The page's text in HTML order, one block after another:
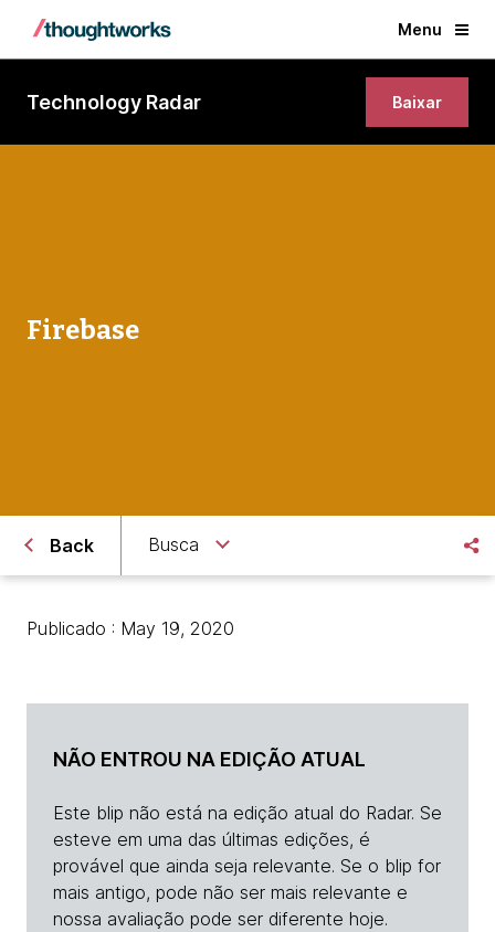
Menu
Technology Radar Baixar
Firebase
Back Busca
Publicado : May 19, 2020
NÃO ENTROU NA EDIÇÃO ATUAL
Este blip não está na edição atual do Radar. Se
esteve em uma das últimas edições, é
provável que ainda seja relevante. Se o blip for
mais antigo, pode não ser mais relevante e
nossa avaliação pode ser diferente hoje.